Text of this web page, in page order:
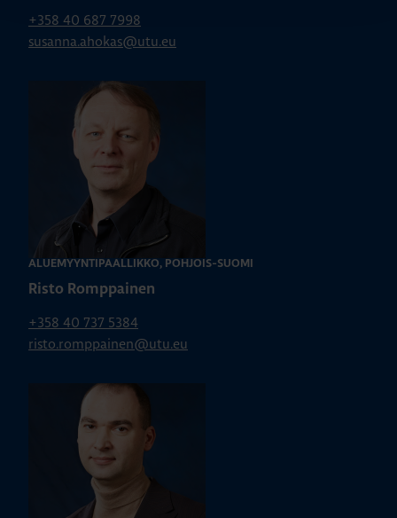
+358 40 687 7998
susanna.ahokas@utu.eu
ALUEMYYNTIPÄÄLLIKKÖ, POHJOIS-SUOMI
Risto Romppainen
+358 40 737 5384
risto.romppainen@utu.eu